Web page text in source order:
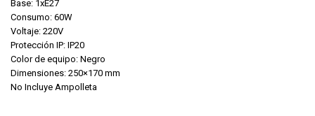
Base: 1xE27
Consumo: 60W
Voltaje: 220V
Protección IP: IP20
Color de equipo: Negro
Dimensiones: 250×170 mm
No Incluye Ampolleta